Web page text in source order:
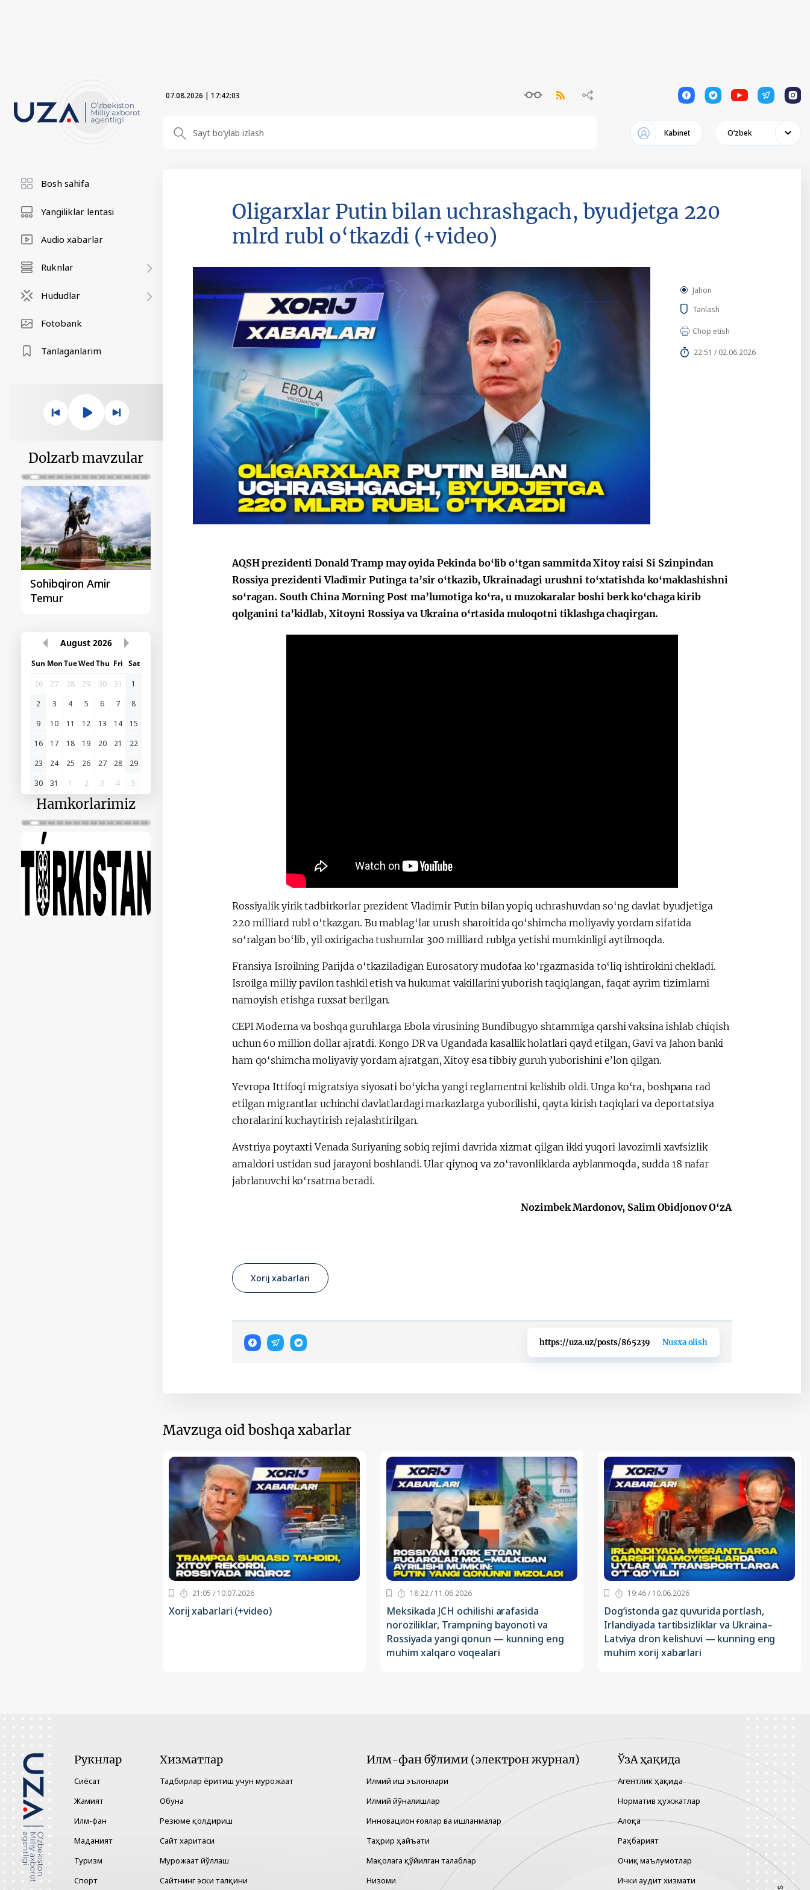
07.08.2026 | 17:42:04 1 1 1 1 1
Кabinet Oʻzbek
Bosh sahifa
Yangiliklar lentasi
Audio xabarlar
Ruknlar
Hududlar
Fotobank
Tanlaganlarim
Dolzarb mavzular
Sohibqiron Amir
Temur
O‘zbekiston va
Paragvay hamkorligi
Huquqiy targʻibot
O‘zbekiston va
Yaponiya hamkorligi
Oʻzbekiston va
Pokiston hamkorligi
August 2026
Sun MonTueWedThu Fri Sat
26
27 28 29 30 31
1
2
3 4 5 6 7
8
9
10 11 12 13 14
15
16
17 18 19 20 21
22
23
24 25 26 27 28
29
30
31 1 2 3 4 5
Hamkorlarimiz
Oligarxlar Putin bilan uchrashgach, byudjetga 220
mlrd rubl o‘tkazdi (+video)
Jahon
Tanlash
Chop etish
22:51 / 02.06.2026
AQSH prezidenti Donald Tramp may oyida Pekinda bo‘lib o‘tgan sammitda Xitoy raisi Si Szinpindan
Rossiya prezidenti Vladimir Putinga ta’sir o‘tkazib, Ukrainadagi urushni to‘xtatishda ko‘maklashishni
so‘ragan. South China Morning Post ma’lumotiga ko‘ra, u muzokaralar boshi berk ko‘chaga kirib
qolganini ta’kidlab, Xitoyni Rossiya va Ukraina o‘rtasida muloqotni tiklashga chaqirgan.
Rossiyalik yirik tadbirkorlar prezident Vladimir Putin bilan yopiq uchrashuvdan so‘ng davlat byudjetiga
220 milliard rubl o‘tkazgan. Bu mablag‘lar urush sharoitida qo‘shimcha moliyaviy yordam sifatida
so‘ralgan bo‘lib, yil oxirigacha tushumlar 300 milliard rublga yetishi mumkinligi aytilmoqda.
Fransiya Isroilning Parijda o‘tkaziladigan Eurosatory mudofaa ko‘rgazmasida to‘liq ishtirokini chekladi.
Isroilga milliy pavilon tashkil etish va hukumat vakillarini yuborish taqiqlangan, faqat ayrim tizimlarni
namoyish etishga ruxsat berilgan.
CEPI Moderna va boshqa guruhlarga Ebola virusining Bundibugyo shtammiga qarshi vaksina ishlab chiqish
uchun 60 million dollar ajratdi. Kongo DR va Ugandada kasallik holatlari qayd etilgan, Gavi va Jahon banki
ham qo‘shimcha moliyaviy yordam ajratgan, Xitoy esa tibbiy guruh yuborishini e’lon qilgan.
Yevropa Ittifoqi migratsiya siyosati bo‘yicha yangi reglamentni kelishib oldi. Unga ko‘ra, boshpana rad
etilgan migrantlar uchinchi davlatlardagi markazlarga yuborilishi, qayta kirish taqiqlari va deportatsiya
choralarini kuchaytirish rejalashtirilgan.
Avstriya poytaxti Venada Suriyaning sobiq rejimi davrida xizmat qilgan ikki yuqori lavozimli xavfsizlik
amaldori ustidan sud jarayoni boshlandi. Ular qiynoq va zo‘ravonliklarda ayblanmoqda, sudda 18 nafar
jabrlanuvchi ko‘rsatma beradi.
Nozimbek Mardonov, Salim Obidjonov O‘zA
Xorij xabarlari
https://uza.uz/posts/865239 Nusxa olish
Mavzuga oid boshqa xabarlar
21:05 / 10.07.2026
Xorij xabarlari (+video)
18:22 / 11.06.2026
Meksikada JCH ochilishi arafasida
noroziliklar, Trampning bayonoti va
Rossiyada yangi qonun — kunning eng
muhim xalqaro voqealari
19:46 / 10.06.2026
Dog‘istonda gaz quvurida portlash,
Irlandiyada tartibsizliklar va Ukraina–
Latviya dron kelishuvi — kunning eng
muhim xorij xabarlari
Рукнлар
Сиёсат
Жамият
Илм-фан
Маданият
Туризм
Спорт
Хизматлар
Тадбирлар ёритиш учун мурожаат
Обуна
Резюме қолдириш
Сайт харитаси
Мурожаат йўллаш
Сайтнинг эски талқини
Илм-фан бўлими (электрон журнал)
Илмий иш эълонлари
Илмий йўналишлар
Инновацион ғоялар ва ишланмалар
Таҳрир ҳайъати
Мақолага қўйилган талаблар
Низоми
ЎзА ҳақида
Агентлик ҳақида
Норматив ҳужжатлар
Алоқа
Раҳбарият
Очиқ маълумотлар
Ички аудит хизмати